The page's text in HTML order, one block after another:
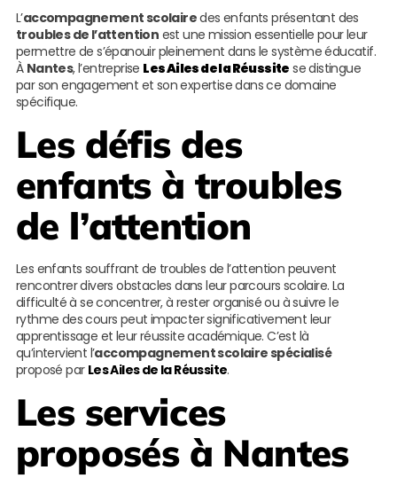
L’accompagnement scolairedes enfants présentant des
troubles de l’attention est une mission essentielle pour leur
permettre de s’épanouir pleinement dans le système éducatif.
À Nantes, l’entreprise Les Ailes de la Réussite se distingue
par son engagement et son expertise dans ce domaine
spécifique.
Les défis des
enfants à troubles
de l’attention
Les enfants souffrant de troubles de l’attention peuvent
rencontrer divers obstacles dans leur parcours scolaire. La
difficulté à se concentrer, à rester organisé ou à suivre le
rythme des cours peut impacter significativement leur
apprentissage et leur réussite académique. C’est là
qu’intervient l’accompagnement scolaire spécialisé
proposé par Les Ailes de la Réussite.
Les services
proposés à Nantes